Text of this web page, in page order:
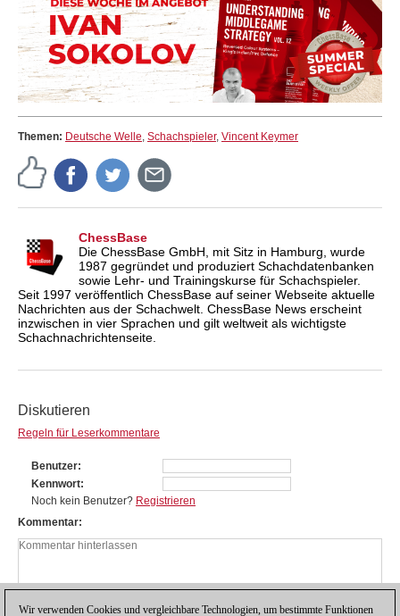
Themen: Deutsche Welle, Schachspieler, Vincent Keymer
ChessBase
Die ChessBase GmbH, mit Sitz in Hamburg, wurde
1987 gegründet und produziert Schachdatenbanken
sowie Lehr- und Trainingskurse für Schachspieler.
Seit 1997 veröffentlich ChessBase auf seiner Webseite aktuelle
Nachrichten aus der Schachwelt. ChessBase News erscheint
inzwischen in vier Sprachen und gilt weltweit als wichtigste
Schachnachrichtenseite.
Diskutieren
Regeln für Leserkommentare
Benutzer
Kennwort
Noch kein Benutzer? Registrieren
Kommentar
Wir verwenden Cookies und vergleichbare Technologien, um bestimmte Funktionen